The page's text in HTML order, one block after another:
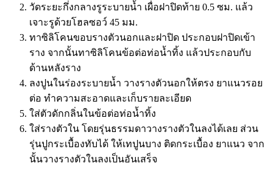
วัดระยะกึ่งกลางรูระบายน้ำ เผื่อฝาปิดท้าย 0.5 ซม. แล้ว
เจาะรูด้วยโฮลซอว์ 45 มม.
ทาซิลิโคนขอบรางตัวนอกและฝาปิด ประกอบฝาปิดเข้า
ราง จากนั้นทาซิลิโคนข้อต่อท่อน้ำทิ้ง แล้วประกอบกับ
ด้านหลังราง
ลงปูนในร่องระบายน้ำ วางรางตัวนอกให้ตรง ยาแนวรอย
ต่อ ทำความสะอาดและเก็บรายละเอียด
ใส่ตัวดักกลิ่นในข้อต่อท่อน้ำทิ้ง
ใส่รางตัวใน โดยรุ่นธรรมดาวางรางตัวในลงได้เลย ส่วน
รุ่นปูกระเบื้องทับได้ ให้เทปูนบาง ติดกระเบื้อง ยาแนว จาก
นั้นวางรางตัวในลงเป็นอันเสร็จ